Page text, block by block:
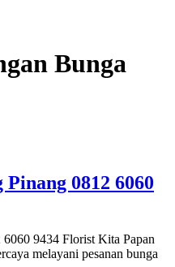
Bunga
0812 6060
9434 Florist Kita Papan
melayani pesanan bunga